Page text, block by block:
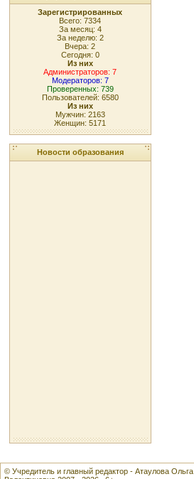
Зарегистрированных
Всего: 7334
За месяц: 4
За неделю: 2
Вчера: 2
Сегодня: 0
Из них
Администраторов: 7
Модераторов: 7
Проверенных: 739
Пользователей: 6580
Из них
Мужчин: 2163
Женщин: 5171
Новости образования
© Учредитель и главный редактор - Атаулова Ольга